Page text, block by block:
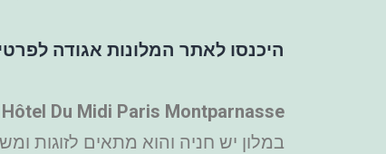
היכנסו לאתר המלונות אגודה
Hôtel Du Midi Paris Montparnasse
במלון יש חניה והוא מתאים לזוגות